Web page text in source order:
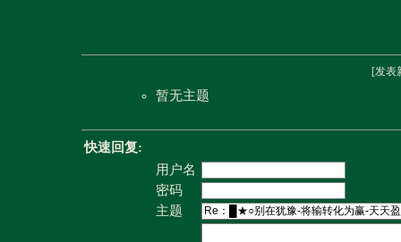
[发表
暂无主题
快速回复:
用户名
密码
主题